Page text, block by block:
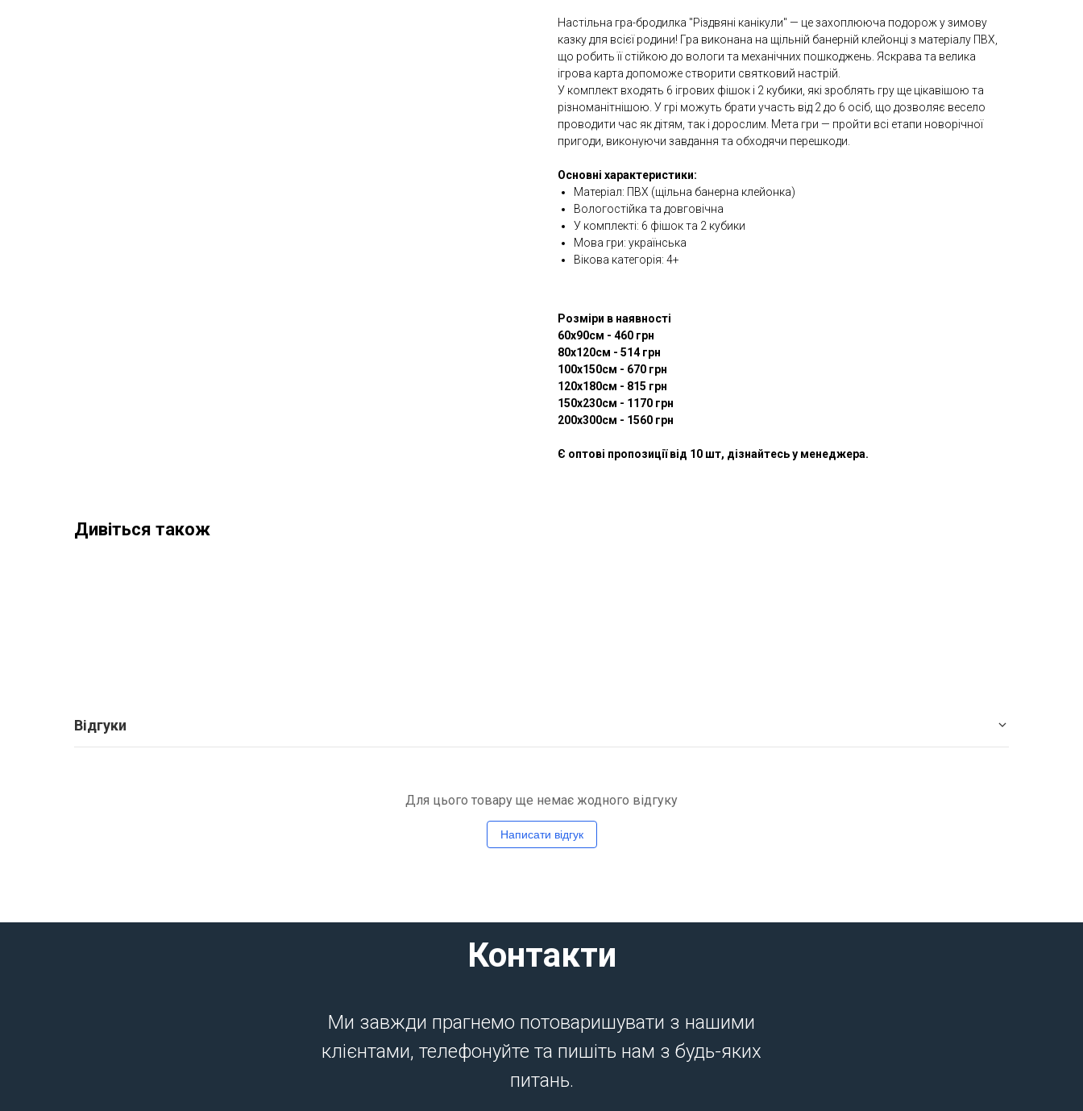
Настільна гра-бродилка "Різдвяні канікули" — це захоплююча подорож у зимову
казку для всієї родини! Гра виконана на щільній банерній клейонці з матеріалу ПВХ,
що робить її стійкою до вологи та механічних пошкоджень. Яскрава та велика
ігрова карта допоможе створити святковий настрій.
У комплект входять 6 ігрових фішок і 2 кубики, які зроблять гру ще цікавішою та
різноманітнішою. У грі можуть брати участь від 2 до 6 осіб, що дозволяє весело
проводити час як дітям, так і дорослим. Мета гри — пройти всі етапи новорічної
пригоди, виконуючи завдання та обходячи перешкоди.
Основні характеристики:
Матеріал: ПВХ (щільна банерна клейонка)
Вологостійка та довговічна
У комплекті: 6 фішок та 2 кубики
Мова гри: українська
Вікова категорія: 4+
Розміри в наявності
60х90см - 460 грн
80х120см - 514 грн
100х150см - 670 грн
120х180см - 815 грн
150х230см - 1170 грн
200х300см - 1560 грн
Є оптові пропозиції від 10 шт, дізнайтесь у менеджера.
Дивіться також
Відгуки
Для цього товару ще немає жодного відгуку
Написати відгук
Контакти
Ми завжди прагнемо потоваришувати з нашими
клієнтами, телефонуйте та пишіть нам з будь-яких
питань.